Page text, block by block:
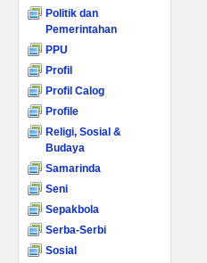
Politik dan
Pemerintahan
PPU
Profil
Profil Calog
Profile
Religi, Sosial &
Budaya
Samarinda
Seni
Sepakbola
Serba-Serbi
Sosial